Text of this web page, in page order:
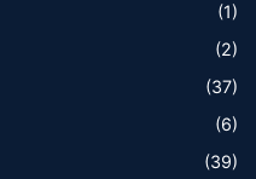
(1)
(2)
(37)
(6)
(39)